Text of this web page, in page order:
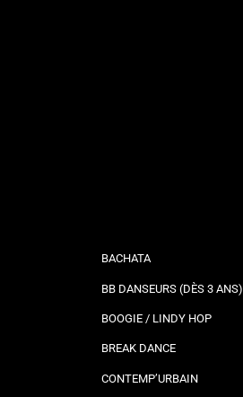
BACHATA
BB DANSEURS (DÈS 3 ANS)
BOOGIE / LINDY HOP
BREAK DANCE
CONTEMP’URBAIN